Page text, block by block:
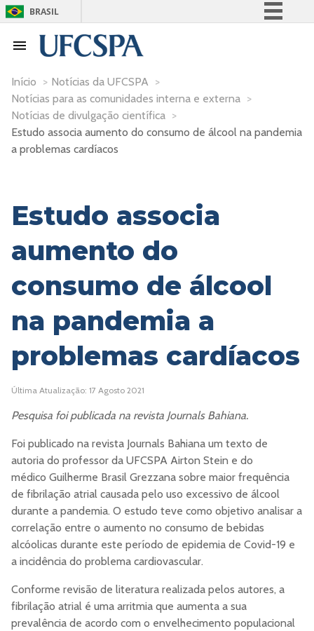
BRASIL
Acesso à informação
Início > Notícias da UFCSPA >
Notícias para as comunidades interna e externa >
Notícias de divulgação científica >
Estudo associa aumento do consumo de álcool na pandemia
a problemas cardíacos
Estudo associa
aumento do
consumo de álcool
na pandemia a
problemas cardíacos
Última Atualização: 17 Agosto 2021
Pesquisa foi publicada na revista Journals Bahiana.
Foi publicado na revista Journals Bahiana um texto de
autoria do professor da UFCSPA Airton Stein e do
médico Guilherme Brasil Grezzana sobre maior frequência
de fibrilação atrial causada pelo uso excessivo de álcool
durante a pandemia. O estudo teve como objetivo analisar a
correlação entre o aumento no consumo de bebidas
alcóolicas durante este período de epidemia de Covid-19 e
a incidência do problema cardiovascular.
Conforme revisão de literatura realizada pelos autores, a
fibrilação atrial é uma arritmia que aumenta a sua
prevalência de acordo com o envelhecimento populacional